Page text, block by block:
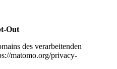
Out
des verarbeitenden
matomo.org/privacy-